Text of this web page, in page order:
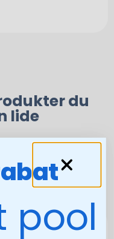
du
lide
pool